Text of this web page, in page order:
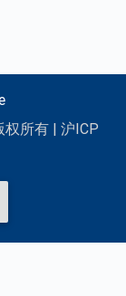
所有 | 沪ICP